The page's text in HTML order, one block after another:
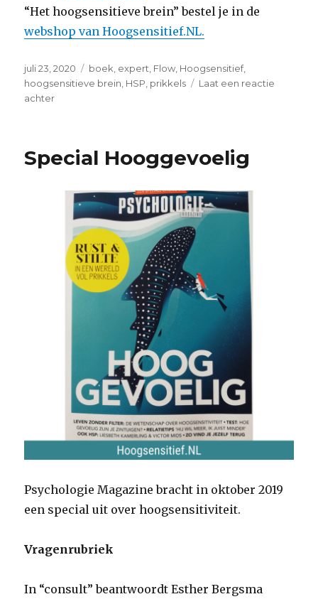
“Het hoogsensitieve brein” bestel je in de
webshop van Hoogsensitief.NL.
Geplaatst
op
juli 23, 2020 Tags
boek expert Flow Hoogsensitief,
hoogsensitieve brein HSP prikkels
Laat een reactie
achterop
Special Hooggevoelig
Psychologie Magazine bracht in oktober 2019
een special uit over hoogsensitiviteit.
Vragenrubriek
In “consult” beantwoordt Esther Bergsma